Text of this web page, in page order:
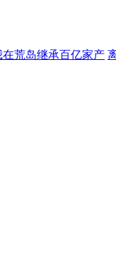
在荒岛继承百亿家产